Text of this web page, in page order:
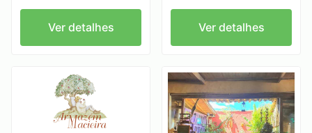
Ver detalhes Ver detalhes